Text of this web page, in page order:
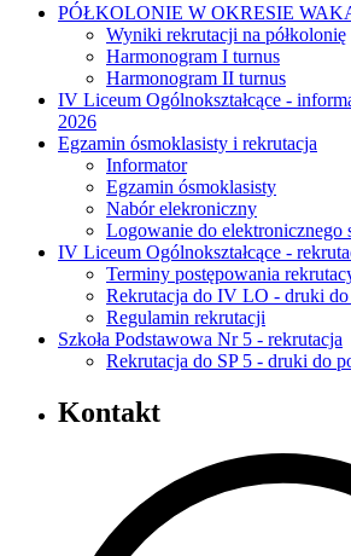
PÓŁKOLONIE W OKRESIE
Wyniki rekrutacji na półkolonię
Harmonogram I turnus
Harmonogram II turnus
IV Liceum Ogólnokształcące -
2026
Egzamin ósmoklasisty i rekrutacja
Informator
Egzamin ósmoklasisty
Nabór elekroniczny
Logowanie do elektronicznego
IV Liceum Ogólnokształcące -
Terminy postępowania
Rekrutacja do IV LO - druki do
Regulamin rekrutacji
Szkoła Podstawowa Nr 5 - rekrutacja
Rekrutacja do SP 5 - druki do
Kontakt